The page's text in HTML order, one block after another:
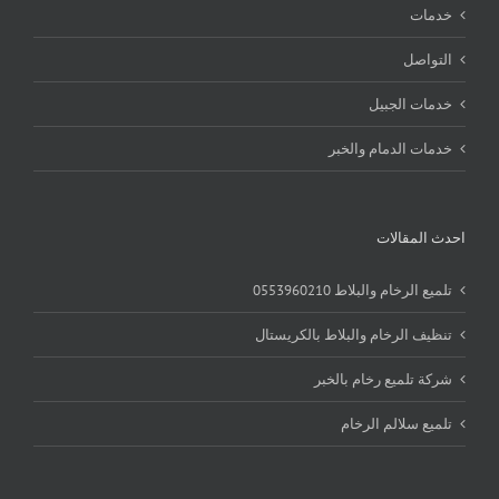
خدمات
التواصل
خدمات الجبيل
خدمات الدمام والخبر
احدث المقالات
تلميع الرخام والبلاط 0553960210
تنظيف الرخام والبلاط بالكريستال
شركة تلميع رخام بالخبر
تلميع سلالم الرخام